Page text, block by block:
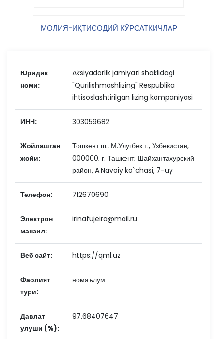
МОЛИЯ-ИҚТИСОДИЙ КЎРСАТКИЧЛАР
Юридик
номи:
Aksiyadorlik jamiyati shaklidagi
"Qurilishmashlizing" Respublika
ihtisoslashtirilgan lizing kompaniyasi
ИНН: 303059682
Жойлашган
жойи:
Тошкент ш., М.Улугбек т., Узбекистан,
000000, г. Ташкент, Шайхантахурский
район, A.Navoiy ko`chasi, 7-uy
Телефон: 712670690
Электрон
манзил:
irinafujeira@mail.ru
Веб сайт: https://qml.uz
Фаолият
тури:
номаълум
Давлат
улуши (%):
97.68407647